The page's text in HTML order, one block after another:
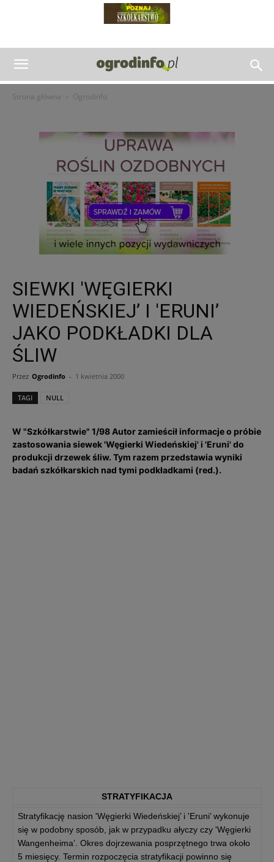
Strona główna Ogrodinfo
SIEWKI 'WĘGIERKI
WIEDEŃSKIEJ’ I 'ERUNI’
JAKO PODKŁADKI DLA
ŚLIW
Przez Ogrodinfo - 1 kwietnia 2000
TAGI NULL
W "Szkółkarstwie" 1/98 Autor zamieścił informacje o próbie
zastosowania siewek 'Węgierki Wiedeńskiej' i 'Eruni' do
produkcji drzewek śliw. Tym razem przedstawia wyniki
badań szkółkarskich nad tymi podkładkami (red.).
STRATYFIKACJA
Stratyfikację nasion 'Węgierki Wiedeńskiej’ i 'Eruni’ wykonuje
się w podobny sposób, jak w przypadku ałyczy czy 'Węgierki
Wangenheima’. Okres dojrzewania posprzętnego trwa około
5 miesięcy. Termin rozpoczęcia stratyfikacji powinno się